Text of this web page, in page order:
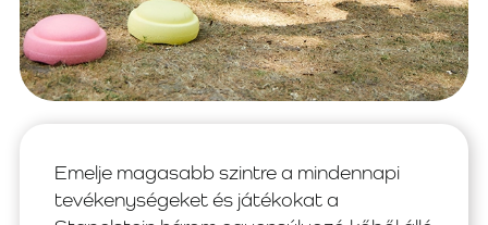
Emelje magasabb szintre a mindennapi
tevékenységeket és játékokat a